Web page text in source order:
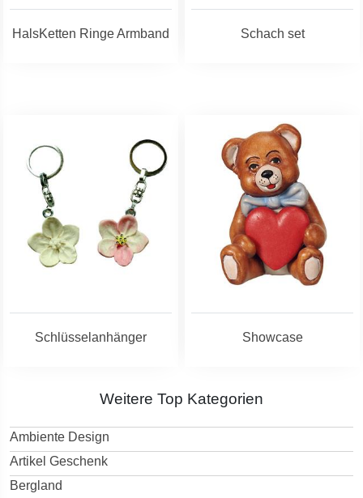
HalsKetten Ringe Armband Schach set
Schlüsselanhänger Showcase
Weitere Top Kategorien
Ambiente Design
Artikel Geschenk
Bergland